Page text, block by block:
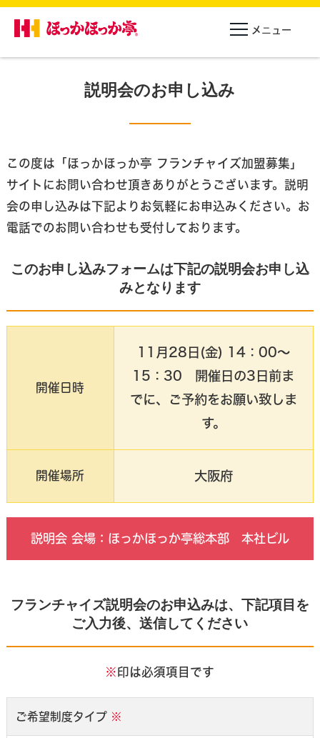
説明会のお申し込み
この度は「ほっかほっか亭 フランチャイズ加盟募集」
サイトにお問い合わせ頂きありがとうございます。 説明
会の申し込みは下記よりお気軽にお申込みください。お
電話でのお問い合わせも受付しております。
このお申し込みフォームは下記の説明会お申し込
みとなります
開催日時
11月28日(金) 14：00～
15：30 開催日の3日前ま
でに、ご予約をお願い致しま
す。
開催場所 大阪府
説明会 会場：ほっかほっか亭総本部 本社ビル
フランチャイズ説明会のお申込みは、下記項目を
ご入力後、送信してください
※印は必須項目です
ご希望制度タイプ ※